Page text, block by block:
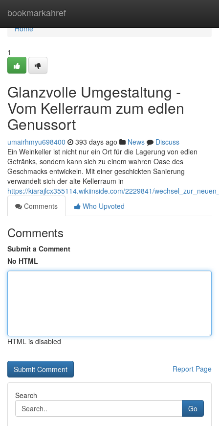
bookmarkahref
Home
Home
1
Glanzvolle Umgestaltung -
Vom Kellerraum zum edlen
Genussort
umairhmyu698400 393 days ago News
Discuss
Ein Weinkeller ist nicht nur ein Ort für die Lagerung von edlen
Getränks, sondern kann sich zu einem wahren Oase des
Geschmacks entwickeln. Mit einer geschickten Sanierung
verwandelt sich der alte Kellerraum in
https://kiarajlcx355114.wikiinside.com/2229841/
Comments
Who Upvoted
Comments
Submit a Comment
No HTML
HTML is disabled
Report Page
Search
Go